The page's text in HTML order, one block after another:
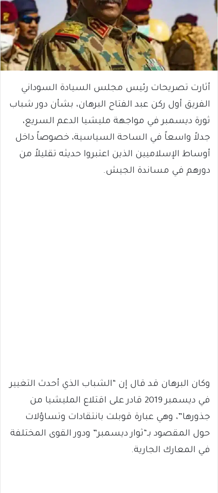
أثارت تصريحات رئيس مجلس السيادة السوداني
الفريق أول ركن عبد الفتاح البرهان، بشأن دور شباب
ثورة ديسمبر في مواجهة مليشيا الدعم السريع،
جدلاً واسعاً في الساحة السياسية، خصوصاً داخل
أوساط الإسلاميين الذين اعتبروا حديثه تقليلاً من
دورهم في مساندة الجيش.
وكان البرهان قد قال إن “الشباب الذي أحدث التغيير
في ديسمبر 2019 قادر على اقتلاع المليشيا من
جذورها”، وهي عبارة قوبلت بانتقادات وتساؤلات
حول المقصود بـ“ثوار ديسمبر” ودور القوى المختلفة
في المعارك الجارية.